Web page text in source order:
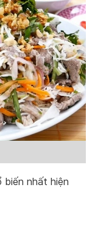
nhất hiện